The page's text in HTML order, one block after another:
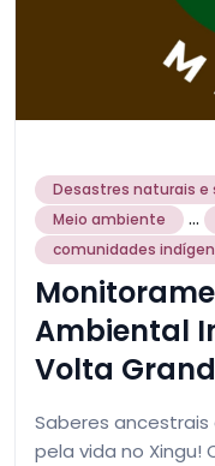
Desastres naturais
Meio ambiente
...
comunidades
Ambiental
Volta
Saberes
pela vida no Xingu!